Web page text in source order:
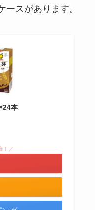
ースがあります。
本
！／